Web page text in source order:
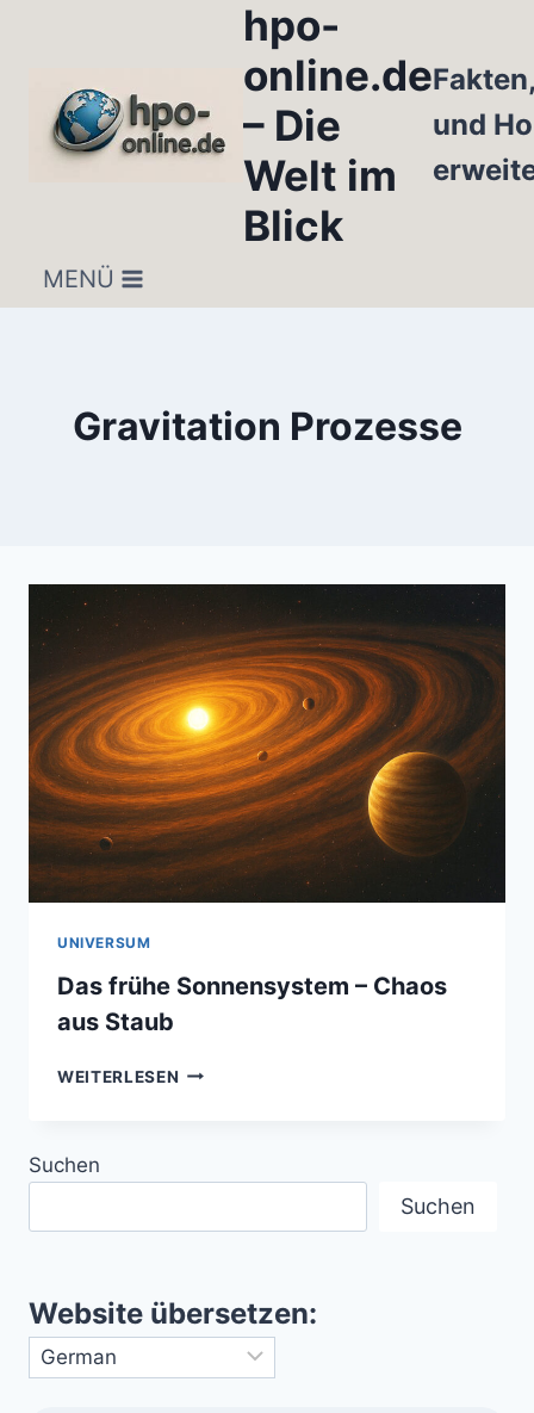
hpo-
online.de
– Die
Welt im
Blick
und
MENÜ
Gravitation Prozesse
UNIVERSUM
Das frühe Sonnensystem – Chaos
aus Staub
WEITERLESEN DAS
Suchen
Suchen
Website übersetzen: